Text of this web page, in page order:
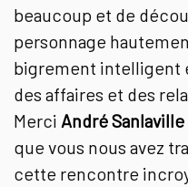
beaucoup et de
personnage
bigrement intelligent
des affaires et des
Merci André Sanlaville
que vous nous avez
cette rencontre